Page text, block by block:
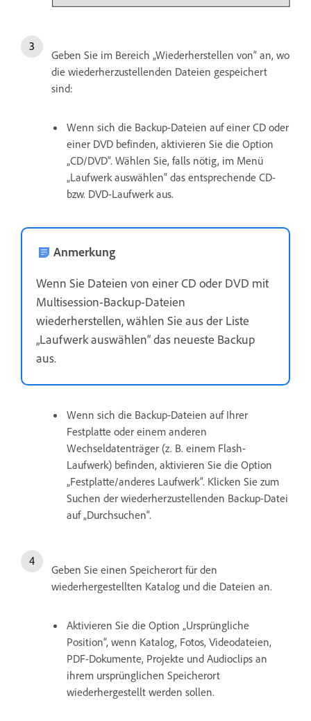
Geben Sie im Bereich „Wiederherstellen von“ an, wo
die wiederherzustellenden Dateien gespeichert
sind:
Wenn sich die Backup-Dateien auf einer CD oder
einer DVD befinden, aktivieren Sie die Option
„CD/DVD“. Wählen Sie, falls nötig, im Menü
„Laufwerk auswählen“ das entsprechende CD-
bzw. DVD-Laufwerk aus.
Anmerkung
Wenn Sie Dateien von einer CD oder DVD mit
Multisession-Backup-Dateien
wiederherstellen, wählen Sie aus der Liste
„Laufwerk auswählen“ das neueste Backup
aus.
Wenn sich die Backup-Dateien auf Ihrer
Festplatte oder einem anderen
Wechseldatenträger (z. B. einem Flash-
Laufwerk) befinden, aktivieren Sie die Option
„Festplatte/anderes Laufwerk“. Klicken Sie zum
Suchen der wiederherzustellenden Backup-Datei
auf „Durchsuchen“.
Geben Sie einen Speicherort für den
wiederhergestellten Katalog und die Dateien an.
Aktivieren Sie die Option „Ursprüngliche
Position“, wenn Katalog, Fotos, Videodateien,
PDF-Dokumente, Projekte und Audioclips an
ihrem ursprünglichen Speicherort
wiederhergestellt werden sollen.